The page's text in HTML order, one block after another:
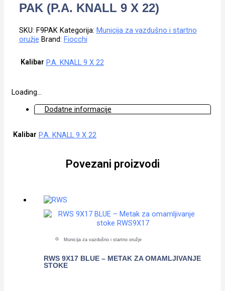
PAK (P.A. KNALL 9 X 22)
SKU: F9PAK Kategorija: Municija za vazdušno i startno
oružje Brand: Fiocchi
Kalibar P.A. KNALL 9 X 22
Loading...
Dodatne informacije
Kalibar P.A. KNALL 9 X 22
Povezani proizvodi
Municija za vazdušno i startno oružje
RWS 9X17 BLUE – METAK ZA OMAMLJIVANJE
STOKE